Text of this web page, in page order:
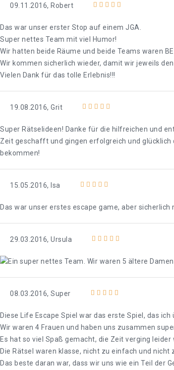
09.11.2016, Robert
Das war unser erster Stop auf einem JGA.
Super nettes Team mit viel Humor!
Wir hatten beide Räume und beide Teams waren
Wir kommen sicherlich wieder, damit wir jeweils
Vielen Dank für das tolle Erlebnis!!!
19.08.2016, Grit
Super Rätselideen! Danke für die hilfreichen und
Zeit geschafft und gingen erfolgreich und
bekommen!
15.05.2016, Isa
Das war unser erstes escape game, aber sicherlich
29.03.2016, Ursula
Ein super nettes Team. Wir waren 5 ältere
08.03.2016, Super
Diese Life Escape Spiel war das erste Spiel, das
Wir waren 4 Frauen und haben uns zusammen
Es hat so viel Spaß gemacht, die Zeit verging leider
Die Rätsel waren klasse, nicht zu einfach und
Das beste daran war, dass wir uns wie ein Teil der